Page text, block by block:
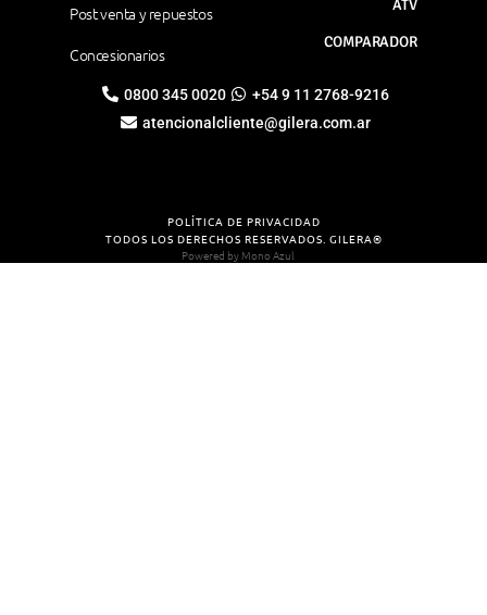
Post venta y repuestos
Concesionarios
ATV
COMPARADOR
0800 345 0020
+54 9 11 2768-9216
atencionalcliente@gilera.com.ar
POLÍTICA DE PRIVACIDAD
TODOS LOS DERECHOS RESERVADOS. GILERA®
Powered by Mono Azul